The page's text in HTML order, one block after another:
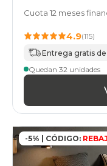
Cuota 12 meses
4.9(115)
Entrega gratis
Quedan 32 unidades
-5% | CÓDIGO: